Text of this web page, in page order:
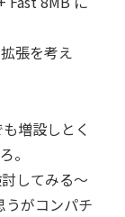
張を考え
増設しとく
。
してみる～
うがコンパチ